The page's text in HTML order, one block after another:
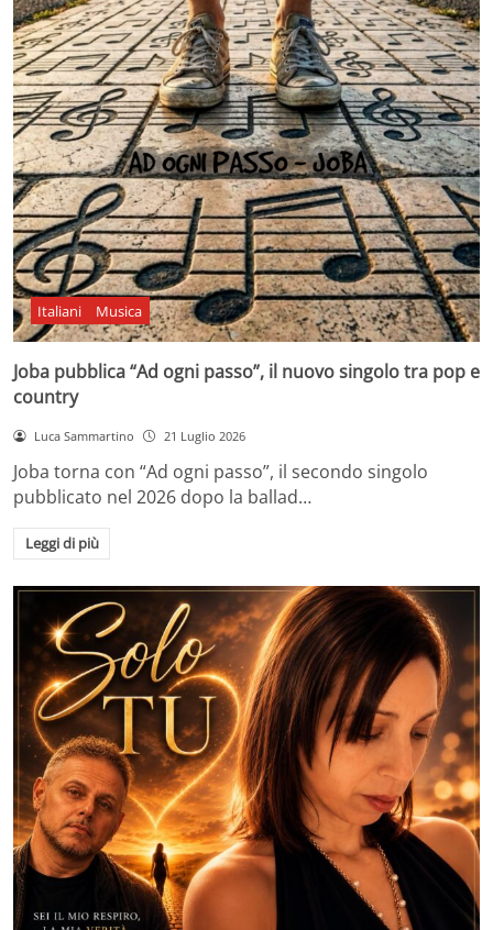
Italiani Musica
Joba pubblica “Ad ogni passo”, il nuovo singolo tra pop e
country
Luca Sammartino 21 Luglio 2026
Joba torna con “Ad ogni passo”, il secondo singolo
pubblicato nel 2026 dopo la ballad…
Leggi di più